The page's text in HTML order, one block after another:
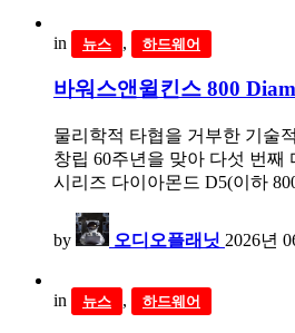
in 뉴스 , 하드웨어
바워스앤윌킨스 800
물리학적 타협을 거부한 기술
창립 60주년을 맞아 다섯 번째
시리즈 다이아몬드 D5(이하
by 오디오플래닛 2026년
in 뉴스 , 하드웨어